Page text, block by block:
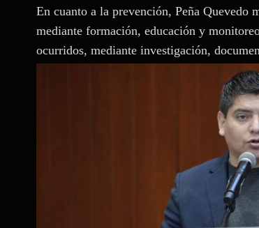
En cuanto a la prevención, Peña Quevedo
mediante formación, educación y
ocurridos, mediante investigación,